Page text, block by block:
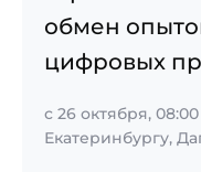
обмен
цифровых
с 26 октября, 08:00
Екатеринбургу,